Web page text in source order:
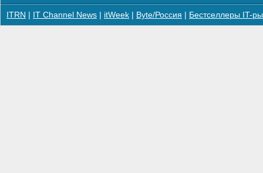
ITRN IT Channel News itWeek Byte/Россия Бестселлеры IT-